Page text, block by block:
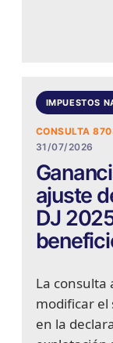
IMPUESTOS
CONSULTA
31/07/2026
ajuste
DJ
La consulta
modificar el
en la